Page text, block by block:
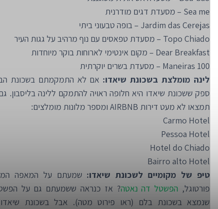
Sea me – מסעדת דגים מודרנית
Jardim das Cerejas – בופה טבעוני ביתי
Topo Chiado – מסעדת טפאסים עם נוף מרהיב על גגות העיר
Dear Breakfast – מקום אינטימי לארוחות בוקר מיוחדות
100 Maneiras – מסעדת בשרים יוקרתית
לינה מומלצת בשכונת שיאדו: אם לא התמקמתם בשכונת
ספק ששכונת שיאדו היא חלופה ראויה להתמקם ללינה בליסבון.
תמצאו לא מעט דירות AIRBNB ומספר מלונות מומלצים:
Carmo Hotel
Pessoa Hotel
Hotel do Chiado
Bairro alto Hotel
טיפ של מקומיים לשכונת שיאדו: שמעתם על המאפה
פורטוגל, הפשטל דה נאטה? אז כנראה ששמעתם גם על
שנמצא בשכונת בלם (ראו פירוט מטה). אבל בשכונת